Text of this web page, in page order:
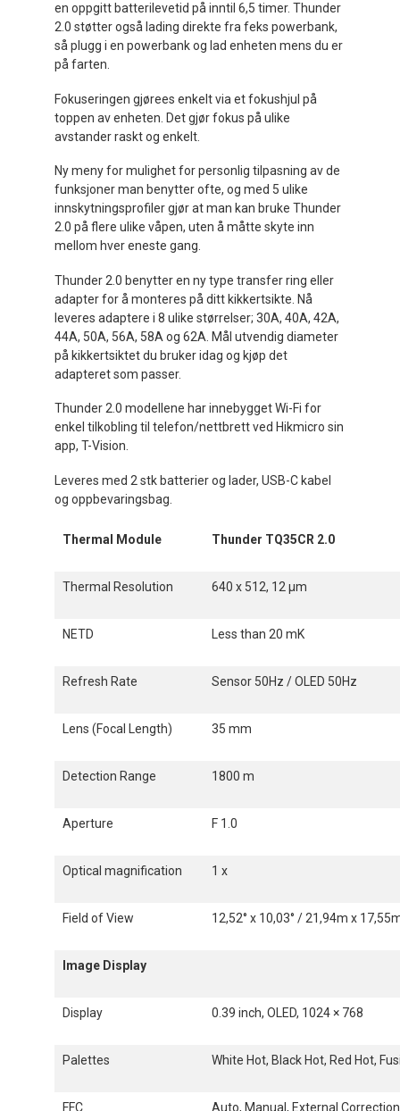
en oppgitt batterilevetid på inntil 6,5 timer. Thunder
2.0 støtter også lading direkte fra feks powerbank,
så plugg i en powerbank og lad enheten mens du er
på farten.
Fokuseringen gjørees enkelt via et fokushjul på
toppen av enheten. Det gjør fokus på ulike
avstander raskt og enkelt.
Ny meny for mulighet for personlig tilpasning av de
funksjoner man benytter ofte, og med 5 ulike
innskytningsprofiler gjør at man kan bruke Thunder
2.0 på flere ulike våpen, uten å måtte skyte inn
mellom hver eneste gang.
Thunder 2.0 benytter en ny type transfer ring eller
adapter for å monteres på ditt kikkertsikte. Nå
leveres adaptere i 8 ulike størrelser; 30A, 40A, 42A,
44A, 50A, 56A, 58A og 62A. Mål utvendig diameter
på kikkertsiktet du bruker idag og kjøp det
adapteret som passer.
Thunder 2.0 modellene har innebygget Wi-Fi for
enkel tilkobling til telefon/nettbrett ved Hikmicro sin
app, T-Vision.
Leveres med 2 stk batterier og lader, USB-C kabel
og oppbevaringsbag.
Thermal Module Thunder TQ35CR 2.0
Thermal Resolution 640 x 512, 12 µm
NETD Less than 20 mK
Refresh Rate Sensor 50Hz / OLED 50Hz
Lens (Focal Length) 35 mm
Detection Range 1800 m
Aperture F 1.0
Optical magnification 1 x
Field of View 12,52° x 10,03° / 21,94m x
Image Display
Display 0.39 inch, OLED, 1024 × 768
Palettes White Hot, Black Hot, Red Hot,
FFC Auto, Manual, External Correction